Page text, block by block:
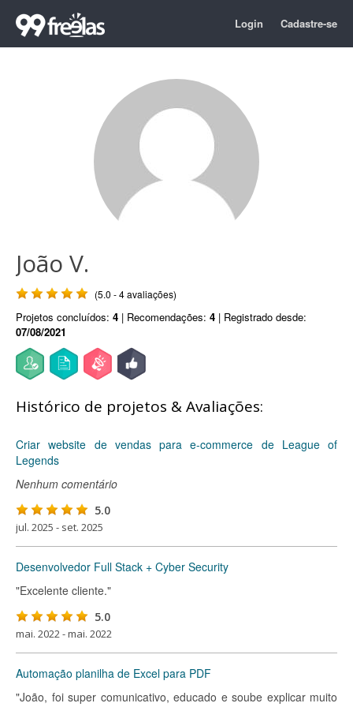
Login Cadastre-se
João V.
(5.0 - 4 avaliações)
Projetos concluídos: 4 | Recomendações: 4 | Registrado desde:
07/08/2021
Histórico de projetos & Avaliações:
Criar website de vendas para e-commerce de League of
Legends
Nenhum comentário
5.0
jul. 2025 - set. 2025
Desenvolvedor Full Stack + Cyber Security
"Excelente cliente."
5.0
mai. 2022 - mai. 2022
Automação planilha de Excel para PDF
"João, foi super comunicativo, educado e soube explicar muito